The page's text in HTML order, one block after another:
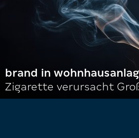
brand in
Zigarette verursacht